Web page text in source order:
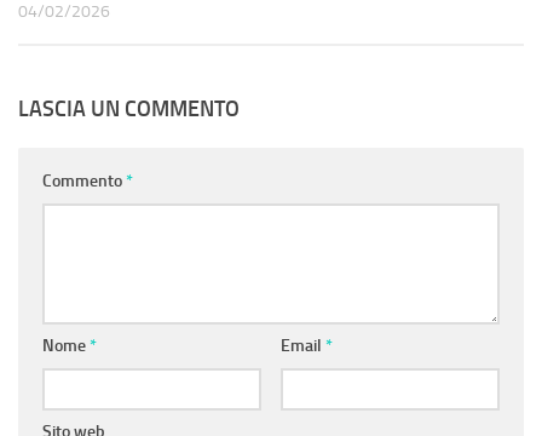
04/02/2026
LASCIA UN COMMENTO
Commento*
Nome* Email *